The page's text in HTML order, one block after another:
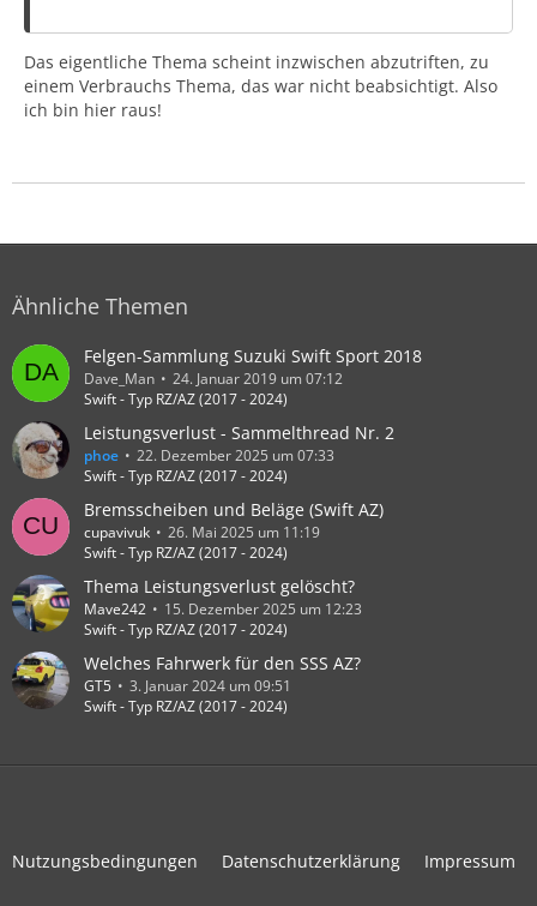
Das eigentliche Thema scheint inzwischen abzutriften, zu
einem Verbrauchs Thema, das war nicht beabsichtigt. Also
ich bin hier raus!
Ähnliche Themen
Felgen-Sammlung Suzuki Swift Sport 2018
Dave_Man
24. Januar 2019 um 07:12
Swift - Typ RZ/AZ (2017 - 2024)
Leistungsverlust - Sammelthread Nr. 2
phoe
22. Dezember 2025 um 07:33
Swift - Typ RZ/AZ (2017 - 2024)
Bremsscheiben und Beläge (Swift AZ)
cupavivuk
26. Mai 2025 um 11:19
Swift - Typ RZ/AZ (2017 - 2024)
Thema Leistungsverlust gelöscht?
Mave242
15. Dezember 2025 um 12:23
Swift - Typ RZ/AZ (2017 - 2024)
Welches Fahrwerk für den SSS AZ?
GT5
3. Januar 2024 um 09:51
Swift - Typ RZ/AZ (2017 - 2024)
Nutzungsbedingungen Datenschutzerklärung Impressum